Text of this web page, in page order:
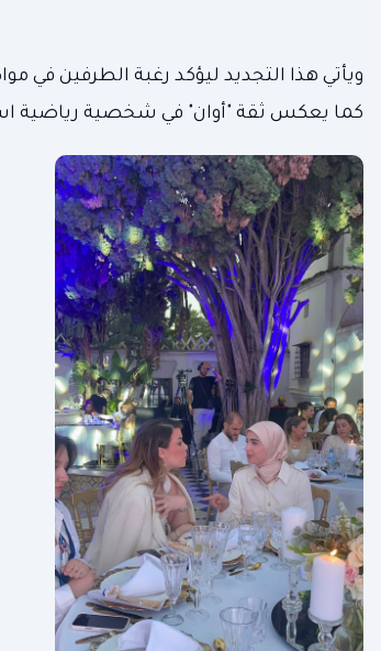
ويأتي هذا التجديد ليؤكد رغبة الطرفين في
كما يعكس ثقة "أوان" في شخصية رياضية